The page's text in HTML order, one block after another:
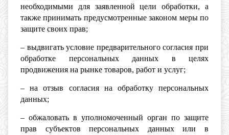
необходимыми для заявленной цели обработки, а
также принимать предусмотренные законом меры по
защите своих прав;
– выдвигать условие предварительного согласия при
обработке персональных данных в целях
продвижения на рынке товаров, работ и услуг;
– на отзыв согласия на обработку персональных
данных;
– обжаловать в уполномоченный орган по защите
прав субъектов персональных данных или в